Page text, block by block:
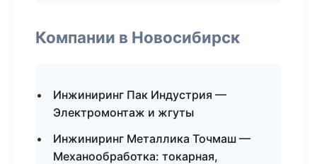
Компании в Новосибирск
Инжиниринг Пак Индустрия —
Электромонтаж и жгуты
Инжиниринг Металлика Точмаш —
Механообработка: токарная,